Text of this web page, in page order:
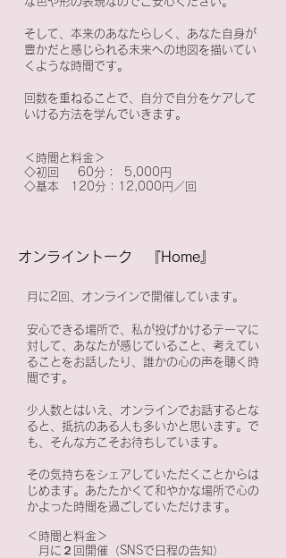
そして、本来のあなたらしく、あなた自身が
豊かだと感じられる未来への地図を描いてい
くような時間です。
回数を重ねることで、自分で自分をケアして
いける方法を学んでいきます。
＜時間と料金＞​
◇初回 60分： 5,000円
◇基本 120分：12,000円／回
​オンライントーク 『Home』
月に2回、オンラインで開催しています。
安心できる場所で、私が投げかけるテーマに
対して、あなたが感じていること、考えてい
ることをお話したり、誰かの心の声を聴く時
間です。
少人数とはいえ、オンラインでお話するとな
ると、抵抗のある人も多いかと思います。で
も、そんな方こそお待ちしています。
その気持ちをシェアしていただくことからは
じめます。 あたたかくて和やかな場所で心の
かよった時間を過ごしていただけます。
＜時間と料金＞
月に２回開催（SNSで日程の告知）